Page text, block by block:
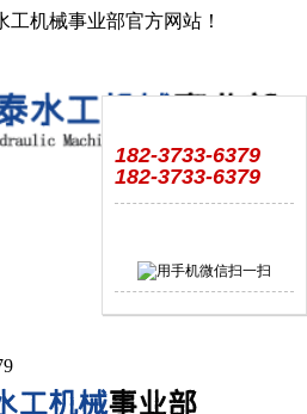
机械事业部官方网站！
182-3733-6379
182-3733-6379